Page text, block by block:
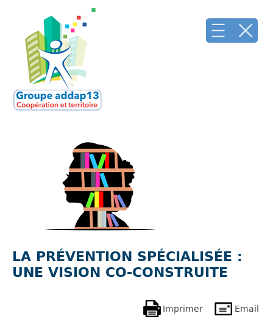
LA PRÉVENTION SPÉCIALISÉE :
UNE VISION CO-CONSTRUITE
Imprimer
Email